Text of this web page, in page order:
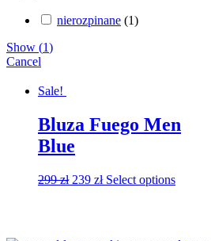
nierozpinane (1)
Show (1)
Cancel
Sale!
Bluza Fuego Men
Blue
299zł 239 zł Select options